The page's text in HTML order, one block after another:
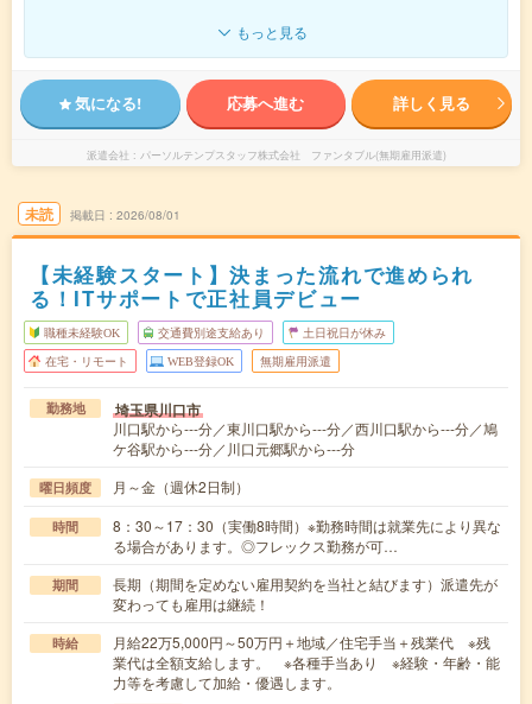
もっと見る
気になる! 応募へ進む 詳しく見る
派遣会社 パーソルテンプスタッフ株式会社 ファンタブル(無期雇用派遣)
未読 掲載日 2026/08/01
【未経験スタート】決まった流れで進められ
る！ITサポートで正社員デビュー
職種未経験OK 交通費別途支給あり 土日祝日が休み
在宅・リモート WEB登録OK 無期雇用派遣
勤務地 埼玉県川口市
川口駅から---分／東川口駅から---分／西川口駅から---分／鳩
ケ谷駅から---分／川口元郷駅から---分
曜日頻度 月～金（週休2日制）
時間
8：30～17：30（実働8時間）※勤務時間は就業先により異な
る場合があります。◎フレックス勤務が可…
期間
長期（期間を定めない雇用契約を当社と結びます）派遣先が
変わっても雇用は継続！
時給
月給22万5,000円～50万円＋地域／住宅手当＋残業代 ※残
業代は全額支給します。 ※各種手当あり ※経験・年齢・能
力等を考慮して加給・優遇します。